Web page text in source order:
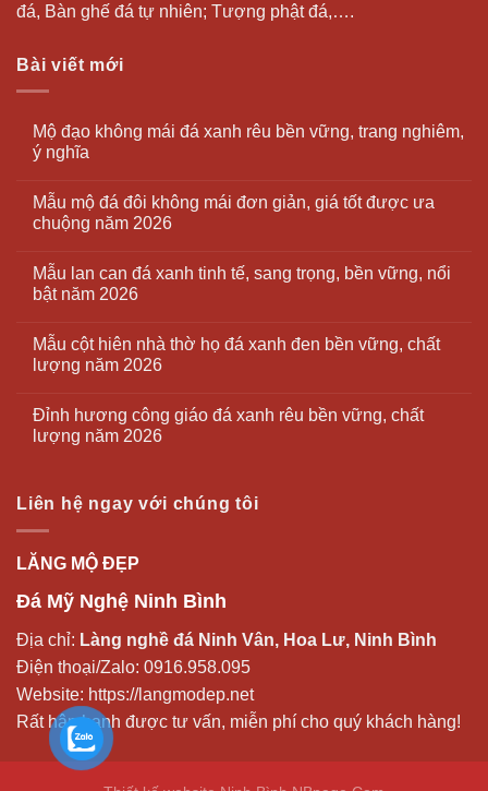
đá, Bàn ghế đá tự nhiên; Tượng phật đá,….
Bài viết mới
Mộ đạo không mái đá xanh rêu bền vững, trang nghiêm,
ý nghĩa
Mẫu mộ đá đôi không mái đơn giản, giá tốt được ưa
chuộng năm 2026
Mẫu lan can đá xanh tinh tế, sang trọng, bền vững, nổi
bật năm 2026
Mẫu cột hiên nhà thờ họ đá xanh đen bền vững, chất
lượng năm 2026
Đỉnh hương công giáo đá xanh rêu bền vững, chất
lượng năm 2026
Liên hệ ngay với chúng tôi
LĂNG MỘ ĐẸP
Đá Mỹ Nghệ Ninh Bình
Địa chỉ: Làng nghề đá Ninh Vân, Hoa Lư, Ninh Bình
Điện thoại/Zalo: 0916.958.095
Website: https://langmodep.net
Rất hân hạnh được tư vấn, miễn phí cho quý khách hàng!